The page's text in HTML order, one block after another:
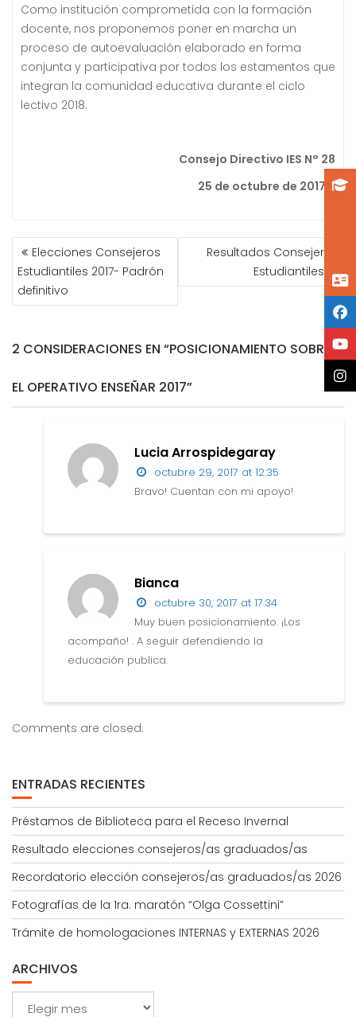
Como institución comprometida con la formación
docente, nos proponemos poner en marcha un
proceso de autoevaluación elaborado en forma
conjunta y participativa por todos los estamentos que
integran la comunidad educativa durante el ciclo
lectivo 2018.
Consejo Directivo IES N° 28
25 de octubre de 2017.-
NAVEGACIÓN
DE
ENTRADAS
Elecciones Consejeros
Estudiantiles 2017- Padrón
definitivo
Resultados Consejeros
Estudiantiles
2 CONSIDERACIONES EN “POSICIONAMIENTO SOBRE
EL OPERATIVO ENSEÑAR 2017”
Lucia Arrospidegaray
octubre 29, 2017 at 12:35
Bravo! Cuentan con mi apoyo!
Bianca
octubre 30, 2017 at 17:34
Muy buen posicionamiento. ¡Los
acompaño! . A seguir defendiendo la
educación publica.
Comments are closed.
ENTRADAS RECIENTES
Préstamos de Biblioteca para el Receso Invernal
Resultado elecciones consejeros/as graduados/as
Recordatorio elección consejeros/as graduados/as 2026
Fotografías de la 1ra. maratón “Olga Cossettini”
Trámite de homologaciones INTERNAS y EXTERNAS 2026
ARCHIVOS
Archivos